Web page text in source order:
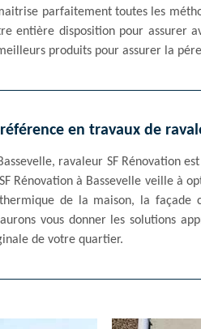
parfaitement toutes les
entière disposition pour assurer
produits pour assurer la
en travaux de
ravaleur SF Rénovation
Rénovation à Bassevelle veille à
de la maison, la façade
vous donner les solutions
de votre quartier.